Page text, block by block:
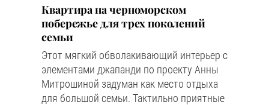
Квартира на черноморском
побережье для трех поколений
семьи
Этот мягкий обволакивающий интерьер с
элементами джапанди по проекту Анны
Митрошиной задуман как место отдыха
для большой семьи. Тактильно приятные